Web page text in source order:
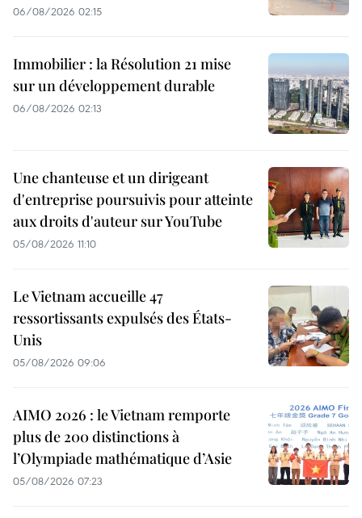
06/08/2026 02:15
Immobilier : la Résolution 21 mise
sur un développement durable
06/08/2026 02:13
Une chanteuse et un dirigeant
d'entreprise poursuivis pour atteinte
aux droits d'auteur sur YouTube
05/08/2026 11:10
Le Vietnam accueille 47
ressortissants expulsés des États-
Unis
05/08/2026 09:06
AIMO 2026 : le Vietnam remporte
plus de 200 distinctions à
l’Olympiade mathématique d’Asie
05/08/2026 07:23